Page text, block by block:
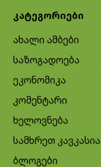
კატეგორიები
ახალი ამბები
საზოგადოება
ეკონომიკა
კომენტარი
ხელოვნება
სამხრეთ კავკასია
ბლოგები